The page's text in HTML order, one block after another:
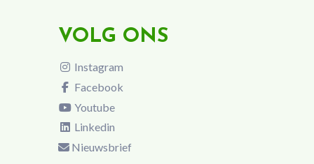
VOLG ONS
Instagram
Facebook
Youtube
Linkedin
Nieuwsbrief